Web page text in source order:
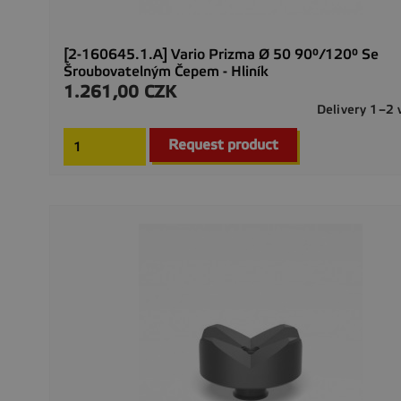
[2-160645.1.A] Vario Prizma Ø 50 90°/120° Se
Šroubovatelným Čepem - Hliník
Precio
1.261,00 CZK
Delivery 1–2
Request product